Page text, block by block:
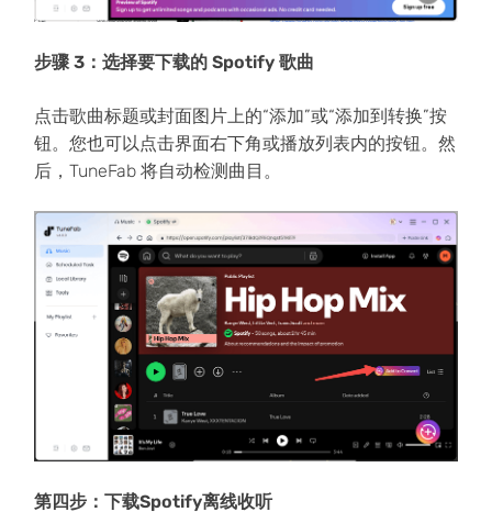
步骤 3：选择要下载的 Spotify 歌曲
点击歌曲标题或封面图片上的“添加”或“添加到转换”按
钮。您也可以点击界面右下角或播放列表内的按钮。然
后，TuneFab 将自动检测曲目。
第四步：下载Spotify离线收听